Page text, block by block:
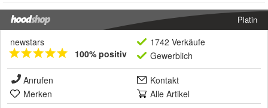
Platin
newstars
100% positiv
1742 Verkäufe
Gewerblich
Anrufen
Kontakt
Merken
Alle Artikel